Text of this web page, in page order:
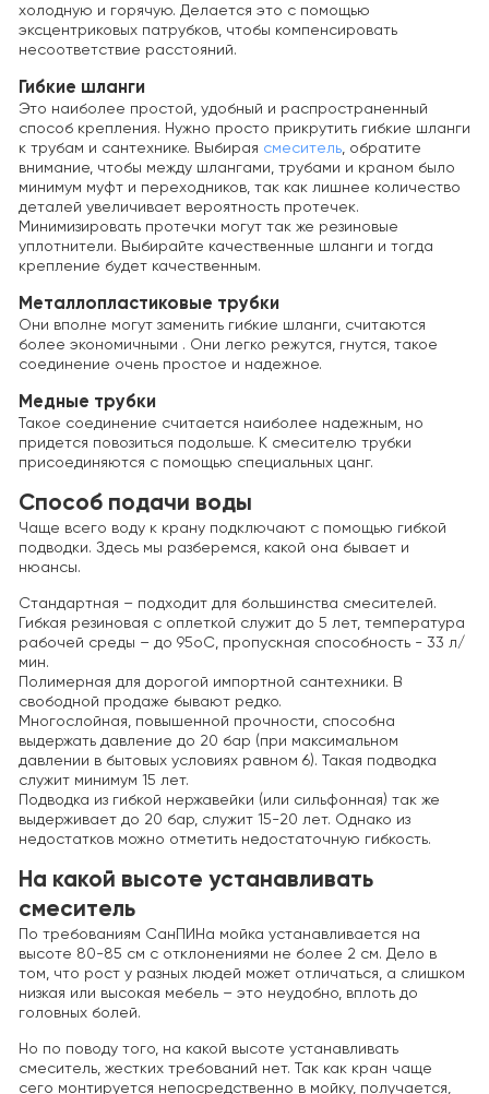
холодную и горячую. Делается это с помощью
эксцентриковых патрубков, чтобы компенсировать
несоответствие расстояний.
Гибкие шланги
Это наиболее простой, удобный и распространенный
способ крепления. Нужно просто прикрутить гибкие шланги
к трубам и сантехнике. Выбирая смеситель , обратите
внимание, чтобы между шлангами, трубами и краном было
минимум муфт и переходников, так как лишнее количество
деталей увеличивает вероятность протечек.
Минимизировать протечки могут так же резиновые
уплотнители. Выбирайте качественные шланги и тогда
крепление будет качественным.
Металлопластиковые трубки
Они вполне могут заменить гибкие шланги, считаются
более экономичными . Они легко режутся, гнутся, такое
соединение очень простое и надежное.
Медные трубки
Такое соединение считается наиболее надежным, но
придется повозиться подольше. К смесителю трубки
присоединяются с помощью специальных цанг.
Способ подачи воды
Чаще всего воду к крану подключают с помощью гибкой
подводки. Здесь мы разберемся, какой она бывает и
нюансы.
Стандартная – подходит для большинства смесителей.
Гибкая резиновая с оплеткой служит до 5 лет, температура
рабочей среды – до 95оС, пропускная способность - 33 л/
мин.
Полимерная для дорогой импортной сантехники. В
свободной продаже бывают редко.
Многослойная, повышенной прочности, способна
выдержать давление до 20 бар (при максимальном
давлении в бытовых условиях равном 6). Такая подводка
служит минимум 15 лет.
Подводка из гибкой нержавейки (или сильфонная) так же
выдерживает до 20 бар, служит 15-20 лет. Однако из
недостатков можно отметить недостаточную гибкость.
На какой высоте устанавливать
смеситель
По требованиям СанПИНа мойка устанавливается на
высоте 80-85 см с отклонениями не более 2 см. Дело в
том, что рост у разных людей может отличаться, а слишком
низкая или высокая мебель – это неудобно, вплоть до
головных болей.
Но по поводу того, на какой высоте устанавливать
смеситель, жестких требований нет. Так как кран чаще
сего монтируется непосредственно в мойку, получается,